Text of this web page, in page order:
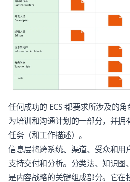
任何成功的 ECS 都要求所涉及的
为培训和沟通计划的一部分，并拥
任务（和工作描述）。
信息层将跨系统、渠道、受众和用
支持交付和分析。分类法、知识
是内容战略的关键组成部分。它在